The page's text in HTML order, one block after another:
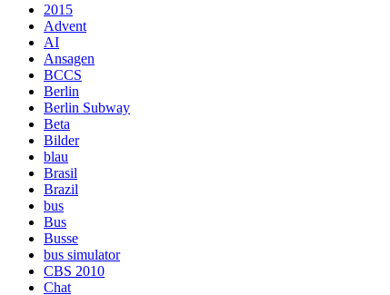
2015
Advent
AI
Ansagen
BCCS
Berlin
Berlin Subway
Beta
Bilder
blau
Brasil
Brazil
bus
Bus
Busse
bus simulator
CBS 2010
Chat